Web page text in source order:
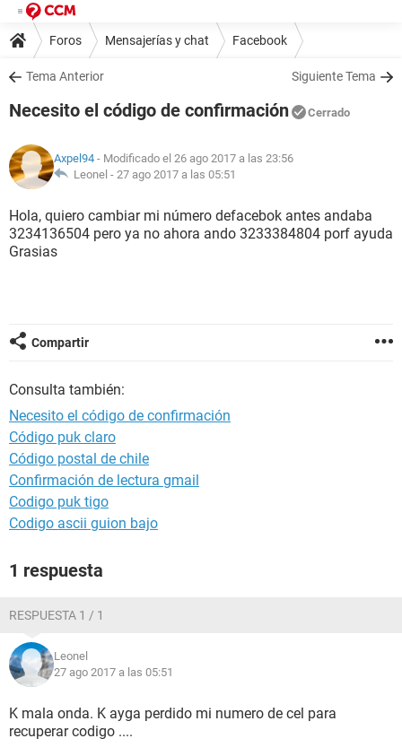
Foros Mensajerías y chat Facebook
Tema Anterior Siguiente Tema
Necesito el código de confirmación Cerrado
Axpel94 - Modificado el 26 ago 2017 a las 23:56
Leonel - 27 ago 2017 a las 05:51
Hola, quiero cambiar mi número defacebok antes andaba
3234136504 pero ya no ahora ando 3233384804 porf ayuda
Grasias
Compartir
Consulta también:
Necesito el código de confirmación
Código puk claro
Código postal de chile
Confirmación de lectura gmail
Codigo puk tigo
Codigo ascii guion bajo
1 respuesta
RESPUESTA 1 / 1
Leonel
27 ago 2017 a las 05:51
K mala onda. K ayga perdido mi numero de cel para
recuperar codigo ....